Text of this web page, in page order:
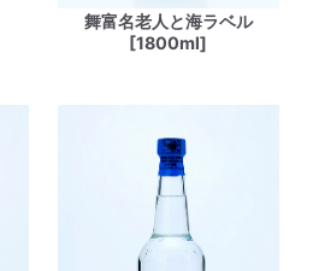
舞富名老人と海ラベル
[1800ml]